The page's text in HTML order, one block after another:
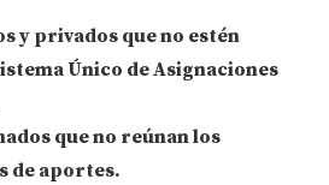
y privados que no estén
Único de Asignaciones
que no reúnan los
de aportes.